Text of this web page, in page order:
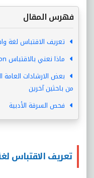
فهرس المقال
تعريف الاقتباس لغة
ماذا نعني بالاقتباس Citation؟
بعض الارشادات العامة
من باحثين آخرين
فحص السرقة الأدبية
تعريف الاقتباس